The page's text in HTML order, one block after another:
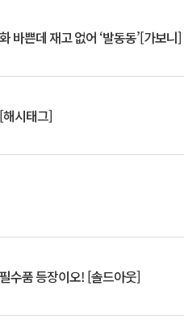
바쁜데 재고 없어 ‘발동동’[가보니]
시태그]
수품 등장이오! [솔드아웃]